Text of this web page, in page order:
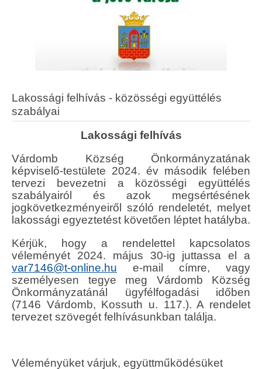
Lakossági felhívás - közösségi együttélés
szabályai
Lakossági felhívás
Várdomb Község Önkormányzatának
képviselő-testülete 2024. év második felében
tervezi bevezetni a közösségi együttélés
szabályairól és azok megsértésének
jogkövetkezményeiről szóló rendeletét, melyet
lakossági egyeztetést követően léptet hatályba.
Kérjük, hogy a rendelettel kapcsolatos
véleményét 2024. május 30-ig juttassa el a
var7146@t-online.hu e-mail címre, vagy
személyesen tegye meg Várdomb Község
Önkormányzatánál ügyfélfogadási időben
(7146 Várdomb, Kossuth u. 117.). A rendelet
tervezet szövegét felhívásunkban találja.
Véleményüket várjuk, együttműködésüket